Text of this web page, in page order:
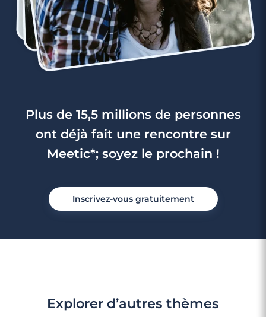
Plus de 15,5 millions de personnes
ont déjà fait une rencontre sur
Meetic*; soyez le prochain !
Inscrivez-vous gratuitement
Explorer d’autres thèmes